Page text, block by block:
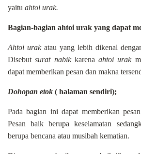
yaitu ahtoi urak.
Bagian-bagian ahtoi urak yang dapat
Ahtoi urak atau yang lebih dikenal
Disebut surat nabik karena ahtoi urak
dapat memberikan pesan dan makna
Dohopan etok ( halaman sendiri);
Pada bagian ini dapat memberikan
Pesan baik berupa keselamatan
berupa bencana atau musibah kematian.